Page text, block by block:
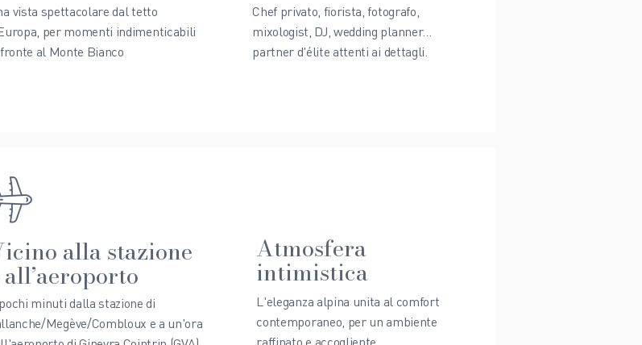
vista spettacolare dal tetto
per momenti indimenticabili
al Monte Bianco
Chef privato, fiorista, fotografo,
mixologist, DJ, wedding planner...
partner d'élite attenti ai dettagli.
alla stazione
all’aeroporto
minuti dalla stazione di
Megève/Combloux e a un'ora
Atmosfera
intimistica
L'eleganza alpina unita al comfort
contemporaneo, per un ambiente
raffinato e accogliente.